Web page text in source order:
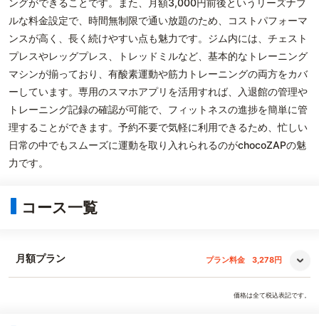
ングができることです。また、月額3,000円前後というリーズナブ
ルな料金設定で、時間無制限で通い放題のため、コストパフォーマ
ンスが高く、長く続けやすい点も魅力です。ジム内には、チェスト
プレスやレッグプレス、トレッドミルなど、基本的なトレーニング
マシンが揃っており、有酸素運動や筋力トレーニングの両方をカバ
ーしています。専用のスマホアプリを活用すれば、入退館の管理や
トレーニング記録の確認が可能で、フィットネスの進捗を簡単に管
理することができます。予約不要で気軽に利用できるため、忙しい
日常の中でもスムーズに運動を取り入れられるのがchocoZAPの魅
力です。
コース一覧
月額プラン プラン料金 3,278円
価格は全て税込表記です。